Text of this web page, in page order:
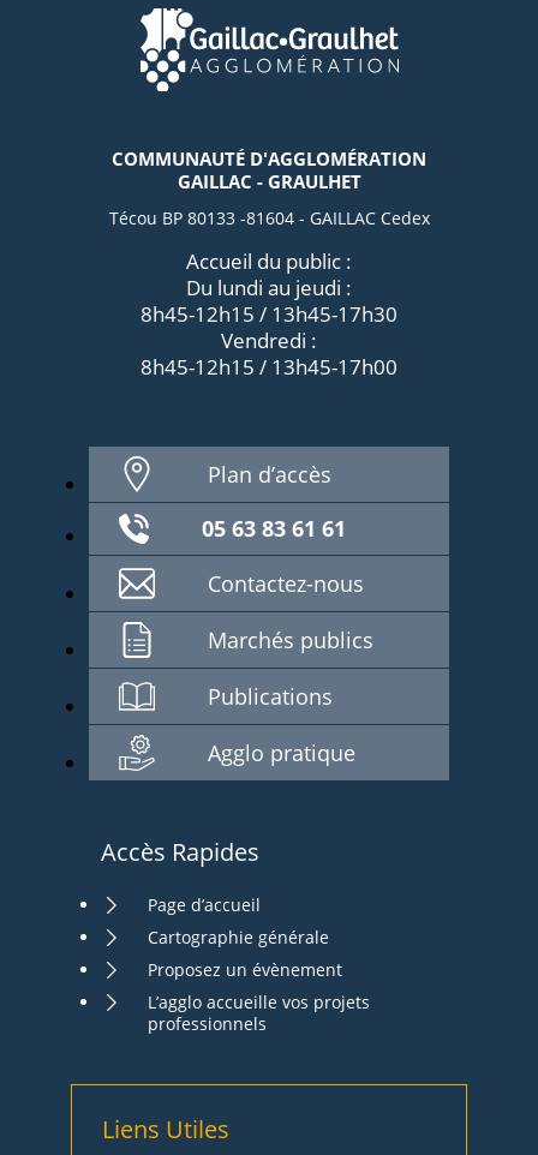
COMMUNAUTÉ D'AGGLOMÉRATION
GAILLAC - GRAULHET
Técou BP 80133 -81604 - GAILLAC Cedex
Accueil du public :
Du lundi au jeudi :
8h45-12h15 / 13h45-17h30
Vendredi :
8h45-12h15 / 13h45-17h00
Plan d’accès
05 63 83 61 61
Contactez-nous
Marchés publics
Publications
Agglo pratique
Accès Rapides
Page d’accueil
Cartographie générale
Proposez un évènement
L’agglo accueille vos projets
professionnels
Liens Utiles